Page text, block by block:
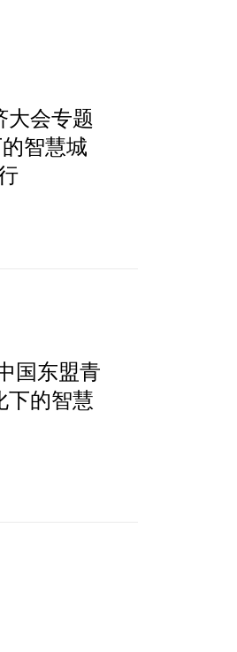
大会专题
智慧城
国东盟青
下的智慧